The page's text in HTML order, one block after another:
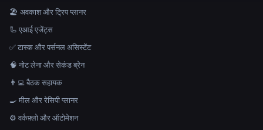
🏖 अवकाश और ट्रिप प्लानर
🦾 एआई एजेंट्स
✅ टास्क और पर्सनल असिस्टेंट
🧠 नोट लेना और सेकंड ब्रेन
👨‍💻 बैठक सहायक
🍳 मील और रेसिपी प्लानर
⚙️ वर्कफ़्लो और ऑटोमेशन